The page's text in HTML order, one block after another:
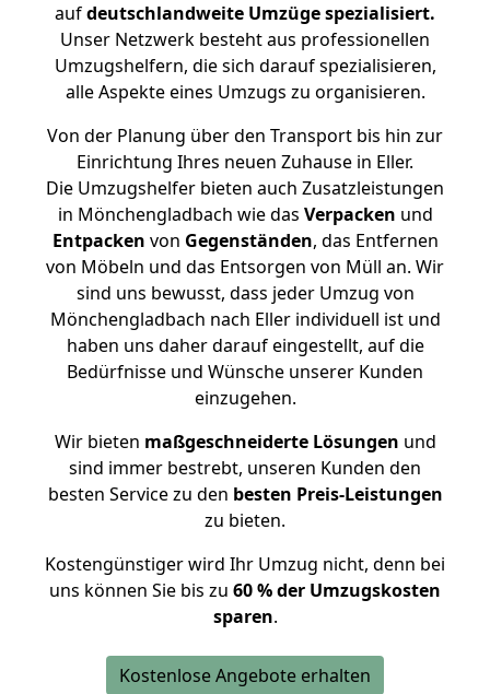
aufdeutschlandweite Umzüge spezialisiert.
Unser Netzwerk besteht aus professionellen
Umzugshelfern, die sich darauf spezialisieren,
alle Aspekte eines Umzugs zu organisieren.
Von der Planung über den Transport bis hin zur
Einrichtung Ihres neuen Zuhause in Eller.
Die Umzugshelfer bieten auch Zusatzleistungen
in Mönchengladbach wie das Verpacken und
Entpacken von Gegenständen, das Entfernen
von Möbeln und das Entsorgen von Müll an. Wir
sind uns bewusst, dass jeder Umzug von
Mönchengladbach nach Eller individuell ist und
haben uns daher darauf eingestellt, auf die
Bedürfnisse und Wünsche unserer Kunden
einzugehen.
Wir bieten maßgeschneiderte Lösungen und
sind immer bestrebt, unseren Kunden den
besten Service zu den besten Preis-Leistungen
zu bieten.
Kostengünstiger wird Ihr Umzug nicht, denn bei
uns können Sie bis zu 60 % der Umzugskosten
sparen.
Kostenlose Angebote erhalten